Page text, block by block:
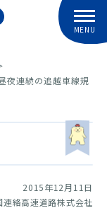
夜連続の追越車線規
2015年12月11日
連絡高速道路株式会社